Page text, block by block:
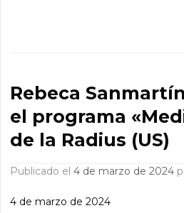
Rebeca
el programa
de la Radius (US)
Publicado el4 de marzo de 2024
4 de marzo de 2024